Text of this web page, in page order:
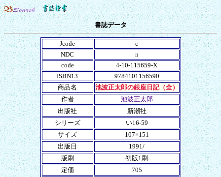
書誌データ
Jcode
c
NDC
n
code
4-10-115659-X
ISBN13
9784101156590
商品名
池波正太郎の銀座日記（全）
作者
池波正太郎
出版社
新潮社
シリーズ
い16-59
サイズ
107×151
出版日
1991/
版刷
初版1刷
定価
705